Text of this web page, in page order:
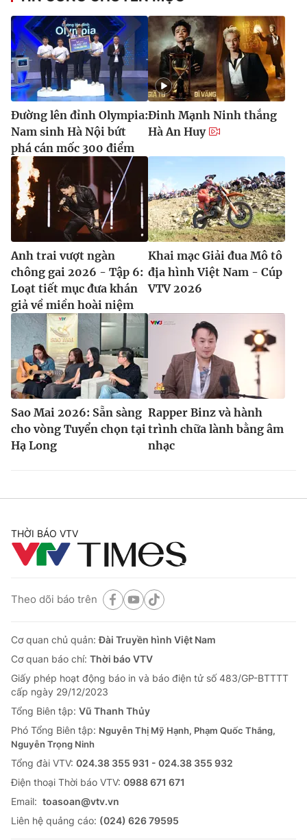
Đường lên đỉnh Olympia:
Nam sinh Hà Nội bứt
phá cán mốc 300 điểm
Đinh Mạnh Ninh thắng
Hà An Huy
Anh trai vượt ngàn
chông gai 2026 - Tập 6:
Loạt tiết mục đưa khán
giả về miền hoài niệm
Khai mạc Giải đua Mô tô
địa hình Việt Nam - Cúp
VTV 2026
Sao Mai 2026: Sẵn sàng
cho vòng Tuyển chọn tại
Hạ Long
Rapper Binz và hành
trình chữa lành bằng âm
nhạc
THỜI BÁO VTV
Theo dõi báo trên
Cơ quan chủ quản:Đài Truyền hình Việt Nam
Cơ quan báo chí: Thời báo VTV
Giấy phép hoạt động báo in và báo điện tử số 483/GP-BTTTT
cấp ngày 29/12/2023
Tổng Biên tập: Vũ Thanh Thủy
Phó Tổng Biên tập: Nguyễn Thị Mỹ Hạnh, Phạm Quốc Thắng,
Nguyễn Trọng Ninh
Tổng đài VTV: 024.38 355 931 - 024.38 355 932
Ðiện thoại Thời báo VTV: 0988 671 671
Email: toasoan@vtv.vn
Liên hệ quảng cáo: (024) 626 79595